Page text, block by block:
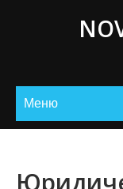
Меню